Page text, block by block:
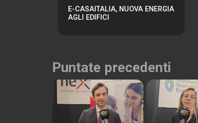
E-CASAITALIA, NUOVA ENERGIA
AGLI EDIFICI
Puntate precedenti